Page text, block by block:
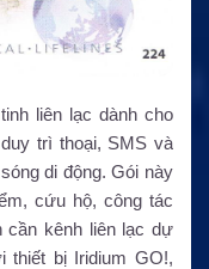
liên lạc dành cho
trì thoại, SMS và
di động. Gói này
cứu hộ, công tác
cần kênh liên lạc dự
thiết bị Iridium GO!,